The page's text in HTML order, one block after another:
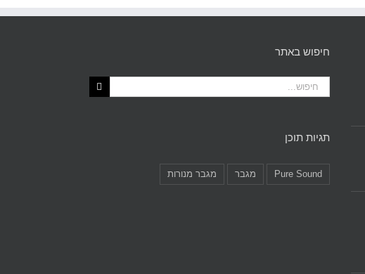
חיפוש באתר
תגיות תוכן
Pure Sound מגבר מגבר מנורות